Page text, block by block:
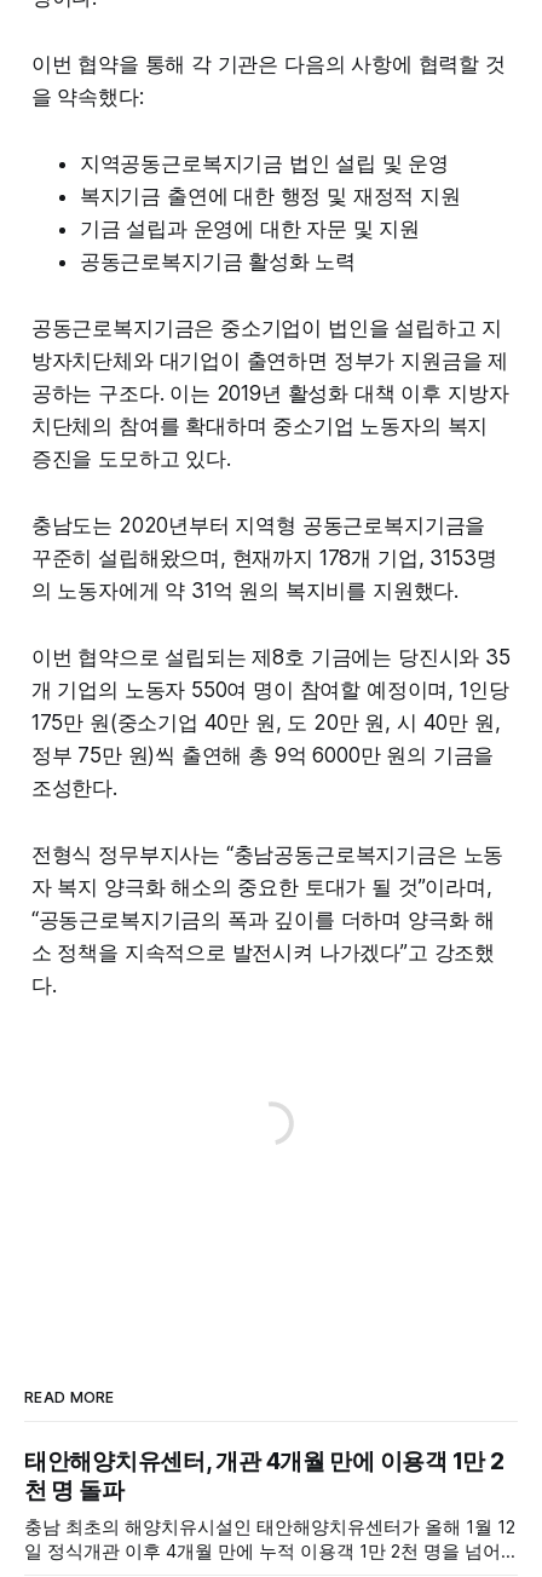
이번 협약을 통해 각 기관은 다음의 사항에 협력할 것
을 약속했다:
지역공동근로복지기금 법인 설립 및 운영
복지기금 출연에 대한 행정 및 재정적 지원
기금 설립과 운영에 대한 자문 및 지원
공동근로복지기금 활성화 노력
공동근로복지기금은 중소기업이 법인을 설립하고 지
방자치단체와 대기업이 출연하면 정부가 지원금을 제
공하는 구조다. 이는 2019년 활성화 대책 이후 지방자
치단체의 참여를 확대하며 중소기업 노동자의 복지
증진을 도모하고 있다.
충남도는 2020년부터 지역형 공동근로복지기금을
꾸준히 설립해왔으며, 현재까지 178개 기업, 3153명
의 노동자에게 약 31억 원의 복지비를 지원했다.
이번 협약으로 설립되는 제8호 기금에는 당진시와 35
개 기업의 노동자 550여 명이 참여할 예정이며, 1인당
175만 원(중소기업 40만 원, 도 20만 원, 시 40만 원,
정부 75만 원)씩 출연해 총 9억 6000만 원의 기금을
조성한다.
전형식 정무부지사는 “충남공동근로복지기금은 노동
자 복지 양극화 해소의 중요한 토대가 될 것”이라며,
“공동근로복지기금의 폭과 깊이를 더하며 양극화 해
소 정책을 지속적으로 발전시켜 나가겠다”고 강조했
다.
READ MORE
태안해양치유센터, 개관 4개월 만에 이용객 1만 2
천 명 돌파
충남 최초의 해양치유시설인 태안해양치유센터가 올해 1월 12
일 정식개관 이후 4개월 만에 누적 이용객 1만 2천 명을 넘어